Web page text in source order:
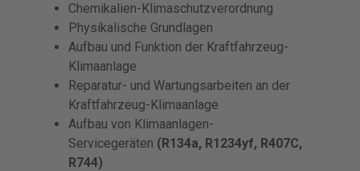
Chemikalien-Klimaschutzverordnung
Physikalische Grundlagen
Aufbau und Funktion der Kraftfahrzeug-
Klimaanlage
Reparatur- und Wartungsarbeiten an der
Kraftfahrzeug-Klimaanlage
Aufbau von Klimaanlagen-
Servicegeräten (R134a, R1234yf, R407C,
R744)